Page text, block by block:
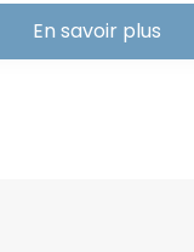
En savoir plus